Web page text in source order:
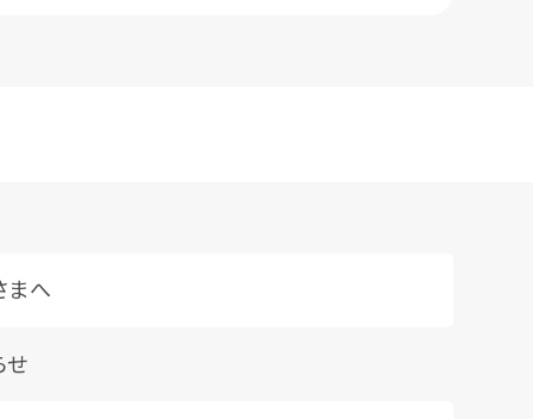
まへ
せ